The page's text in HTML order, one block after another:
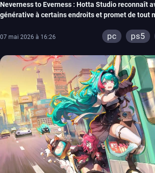
Neverness to Everness : Hotta Studio reconnaît
générative à certains endroits et promet de tout
07 mai 2026 à 16:26 pc ps5